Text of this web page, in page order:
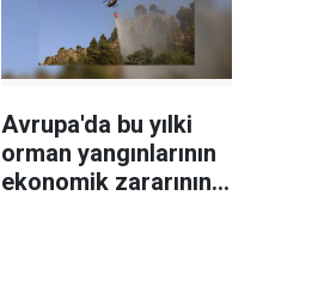
Avrupa'da bu yılki
orman yangınlarının
ekonomik zararının